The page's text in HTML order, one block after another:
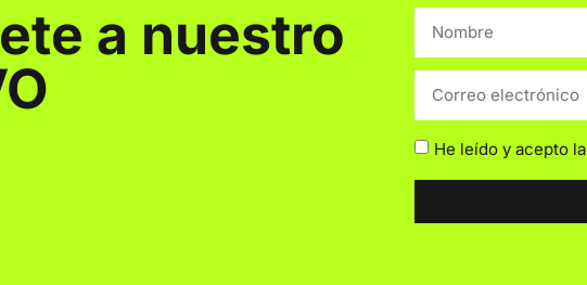
a nuestro
He leído y acepto la